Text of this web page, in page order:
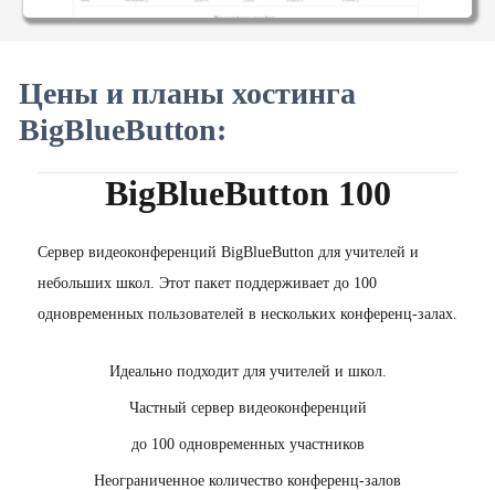
Цены и планы хостинга
BigBlueButton:
BigBlueButton 100
Сервер видеоконференций BigBlueButton для учителей и
небольших школ. Этот пакет поддерживает до 100
одновременных пользователей в нескольких конференц-залах.
Идеально подходит для учителей и школ.
Частный сервер видеоконференций
до 100 одновременных участников
Неограниченное количество конференц-залов